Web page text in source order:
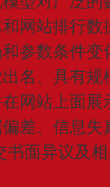
网站排行
参数条件
名、具有
网站上面
差、信息
书面异议及